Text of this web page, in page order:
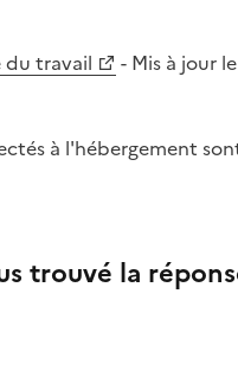
du travail - Mis à jour
à l'hébergement
trouvé la